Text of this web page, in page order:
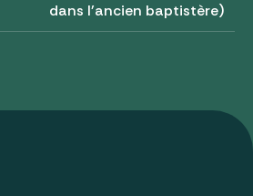
dans l'ancien baptistère)